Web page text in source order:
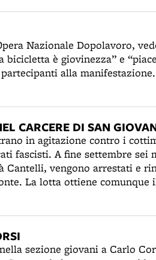
di guerra: "Anch'io combatto,
che frutti la mia terra e
in piazza
monumento a Vittorio
dal cardinale Nasalli
Nazionale Dopolavoro,
è giovinezza” e
alla manifestazione.
CARCERE DI SAN
in agitazione contro i
fascisti. A fine settembre sei
Cantelli, vengono arrestati e
La lotta ottiene
risaioli per il salario si
sezione giovani a Carlo